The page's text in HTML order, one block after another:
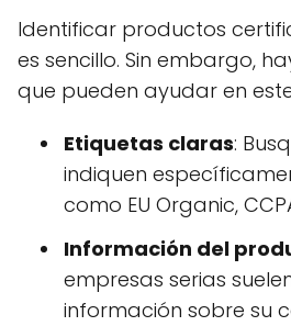
Identificar productos
es sencillo. Sin embargo,
que pueden ayudar en
Etiquetas claras:
indiquen
como EU Organic,
Información del
empresas serias
información sobre su